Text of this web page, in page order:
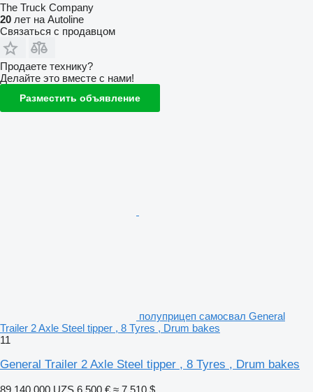
The Truck Company
20 лет на Autoline
Связаться с продавцом
Продаете технику?
Делайте это вместе с нами!
Разместить объявление
полуприцеп самосвал General
Trailer 2 Axle Steel tipper , 8 Tyres , Drum bakes
11
General Trailer 2 Axle Steel tipper , 8 Tyres , Drum bakes
89 140 000 UZS 6 500 € ≈ 7 510 $